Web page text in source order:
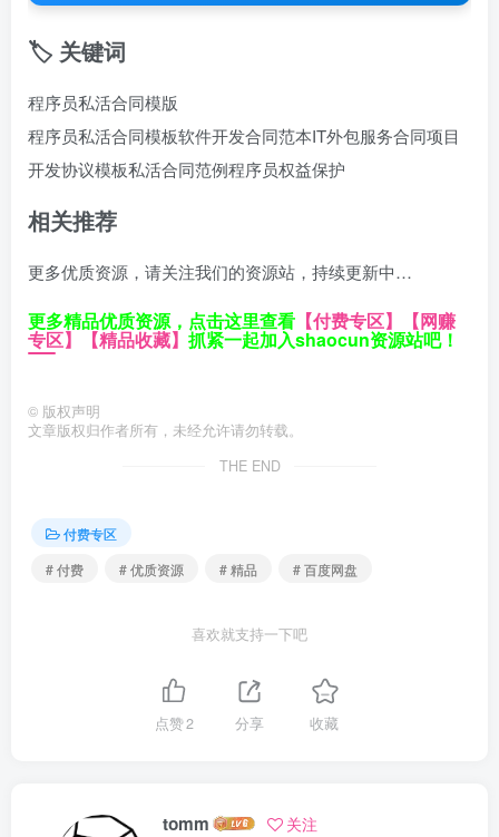
🏷️ 关键词
程序员私活合同模版
程序员私活合同模板软件开发合同范本IT外包服务合同项目
开发协议模板私活合同范例程序员权益保护
相关推荐
更多优质资源，请关注我们的资源站，持续更新中…
更多精品优质资源，点击这里查看 【付费专区】 【网赚
专区】 【精品收藏】 抓紧一起加入shaocun资源站吧！
© 版权声明
文章版权归作者所有，未经允许请勿转载。
THE END
付费专区
# 付费
# 优质资源 # 精品 # 百度网盘
喜欢就支持一下吧
点赞2 分享 收藏
tomm 关注